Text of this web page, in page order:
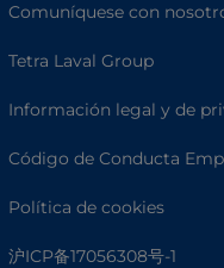
Comuníquese con
Tetra Laval Group
Información legal y de
Código de Conducta
Política de cookies
沪ICP备17056308号-1